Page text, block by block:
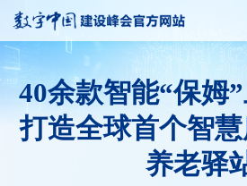
40余款智能“保姆
打造全球首个智
养老驿